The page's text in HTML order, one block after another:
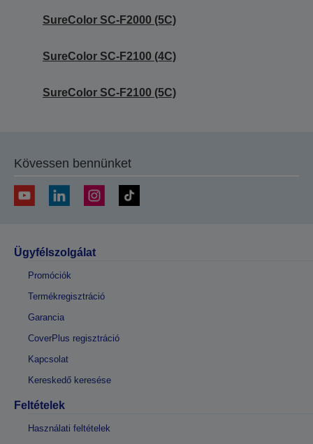
SureColor SC-F2000 (5C)
SureColor SC-F2100 (4C)
SureColor SC-F2100 (5C)
Kövessen bennünket
Ügyfélszolgálat
Promóciók
Termékregisztráció
Garancia
CoverPlus regisztráció
Kapcsolat
Kereskedő keresése
Feltételek
Használati feltételek